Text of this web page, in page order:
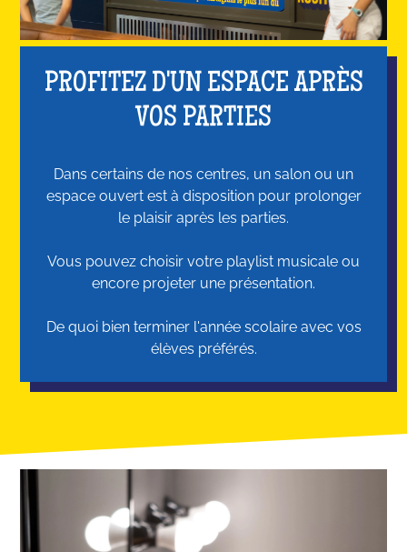
PROFITEZ D'UN ESPACE APRÈS
VOS PARTIES
Dans certains de nos centres, un salon ou un
espace ouvert est à disposition pour prolonger
le plaisir après les parties.
Vous pouvez choisir votre playlist musicale ou
encore projeter une présentation.
De quoi bien terminer l'année scolaire avec vos
élèves préférés.